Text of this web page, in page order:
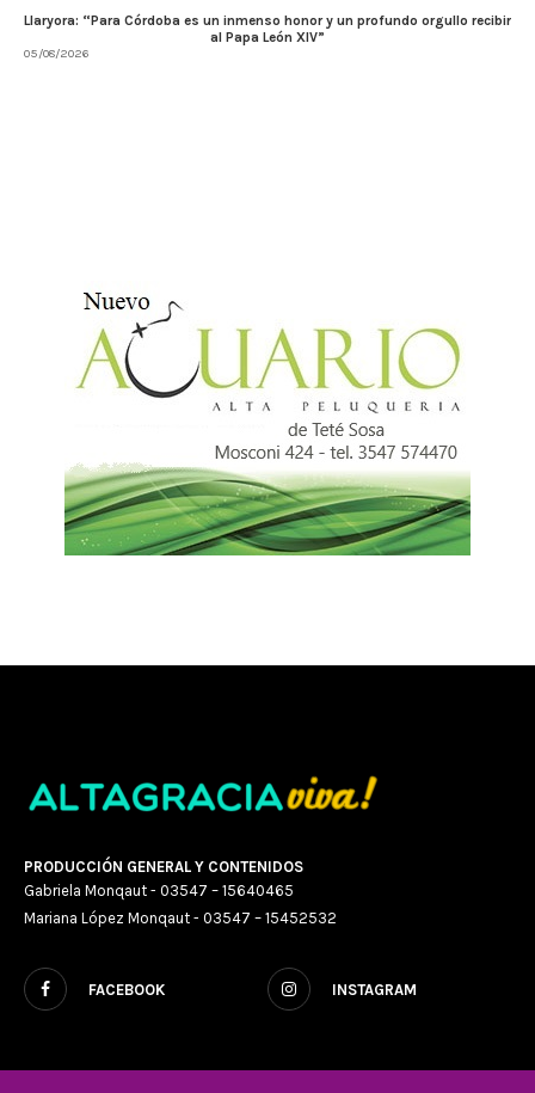
Llaryora: “Para Córdoba es un inmenso honor y un profundo orgullo recibir
al Papa León XIV”
05/08/2026
PRODUCCIÓN GENERAL Y CONTENIDOS
Gabriela Monqaut - 03547 – 15640465
Mariana López Monqaut - 03547 – 15452532
FACEBOOK INSTAGRAM